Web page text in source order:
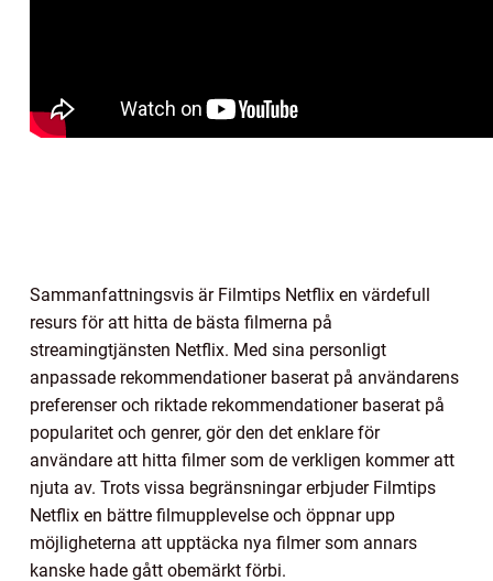
Sammanfattningsvis är Filmtips Netflix en värdefull
resurs för att hitta de bästa filmerna på
streamingtjänsten Netflix. Med sina personligt
anpassade rekommendationer baserat på användarens
preferenser och riktade rekommendationer baserat på
popularitet och genrer, gör den det enklare för
användare att hitta filmer som de verkligen kommer att
njuta av. Trots vissa begränsningar erbjuder Filmtips
Netflix en bättre filmupplevelse och öppnar upp
möjligheterna att upptäcka nya filmer som annars
kanske hade gått obemärkt förbi.